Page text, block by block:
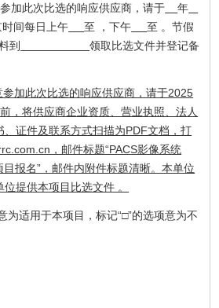
此次比选的响应供应商，请于
年
时间每日上午 至 ，下午
至 。节假
到
领取比选文件并登记备
参加此次比选的响应供应商，请于2025
，将供应商企业资质、营业执照、法人
、证件及联系方式扫描为PDF文档，打
，邮件标题“PACS影像系统
报名”，邮件内附件标题清晰。本单位
提供本项目比选文件 。
适用于本项目，标记“□”的选项意为不